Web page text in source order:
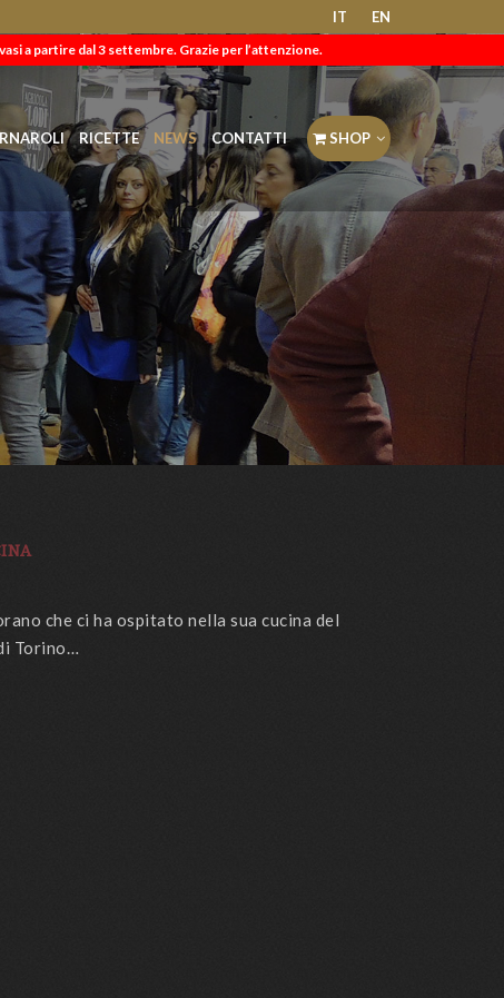
IT EN
a partire dal 3 settembre. Grazie per l’attenzione.
RICETTE NEWS CONTATTI SHOP
che ci ha ospitato nella sua cucina del
Torino…